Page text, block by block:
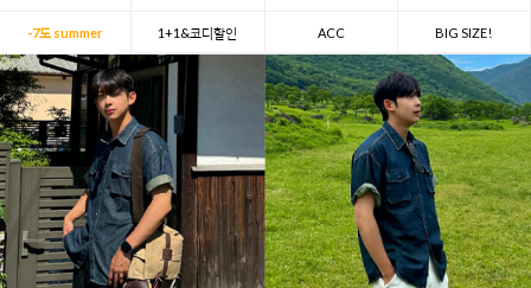
-7도 summer 1+1&코디할인 ACC BIG SIZE!